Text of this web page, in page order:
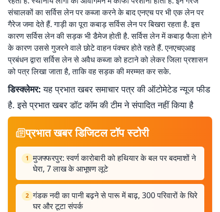
संचालकों का सर्विस लेन पर कब्जा करने के बाद एनएच पर भी एक लेन पर
गैरेज जमा देते हैं. गाड़ी का पूरा कबाड़ सर्विस लेन पर बिखरा रहता है. इस
कारण सर्विस लेन की सड़क भी डैमेज होती है. सर्विस लेन में कबाड़ फैला होने
के कारण उससे गुजरने वाले छोटे वाहन पंक्चर होते रहते हैं. एनएचएआइ
प्रबंधन द्वारा सर्विस लेन से अवैध कब्जा को हटाने को लेकर जिला प्रशासन
को पत्र लिखा जाता है, ताकि वह सड़क की मरम्मत कर सके.
डिस्क्लेमर: यह प्रभात खबर समाचार पत्र की ऑटोमेटेड न्यूज फीड
है. इसे प्रभात खबर डॉट कॉम की टीम ने संपादित नहीं किया है
प्रभात खबर डिजिटल टॉप स्टोरी
1 मुजफ्फरपुर: स्वर्ण कारोबारी को हथियार के बल पर बदमाशों ने
घेरा, 7 लाख के आभूषण लूटे
2 गंडक नदी का पानी बढ़ने से पारू में बाढ़, 300 परिवारों के घिरे
घर और टूटा संपर्क